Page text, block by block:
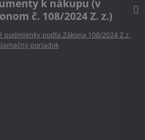
k nákupu (v
č. 108/2024 Z. z.)
podmienky podľa Zákona 108/2024 Z.z.
poriadok